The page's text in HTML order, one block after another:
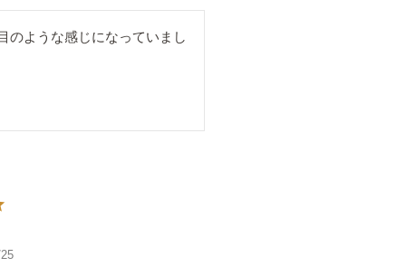
のような感じになっていまし